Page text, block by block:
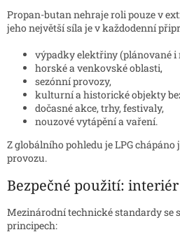
Propan-butan nehraje roli pouze v
jeho největší síla je v každodenní
výpadky elektřiny (plánované i
horské a venkovské oblasti,
sezónní provozy,
kulturní a historické objekty
dočasné akce, trhy, festivaly,
nouzové vytápění a vaření.
Z globálního pohledu je LPG
provozu.
Bezpečné použití:
Mezinárodní technické standardy se
principech: